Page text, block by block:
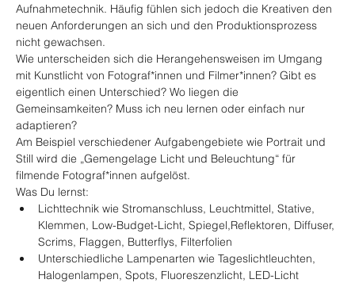
Aufnahmetechnik. Häufig fühlen sich jedoch die Kreativen den
neuen Anforderungen an sich und den Produktionsprozess
nicht gewachsen.
Wie unterscheiden sich die Herangehensweisen im Umgang
mit Kunstlicht von Fotograf*innen und Filmer*innen? Gibt es
eigentlich einen Unterschied? Wo liegen die
Gemeinsamkeiten? Muss ich neu lernen oder einfach nur
adaptieren?
Am Beispiel verschiedener Aufgabengebiete wie Portrait und
Still wird die „Gemengelage Licht und Beleuchtung“ für
filmende Fotograf*innen aufgelöst.
Was Du lernst:
Lichttechnik wie Stromanschluss, Leuchtmittel, Stative,
Klemmen, Low-Budget-Licht, Spiegel,Reflektoren, Diffuser,
Scrims, Flaggen, Butterflys, Filterfolien
Unterschiedliche Lampenarten wie Tageslichtleuchten,
Halogenlampen, Spots, Fluoreszenzlicht, LED-Licht